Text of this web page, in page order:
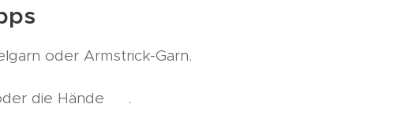
oder Armstrick-Garn.
die Hände ✋.